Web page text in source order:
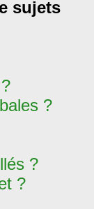
sujets
?
?
?